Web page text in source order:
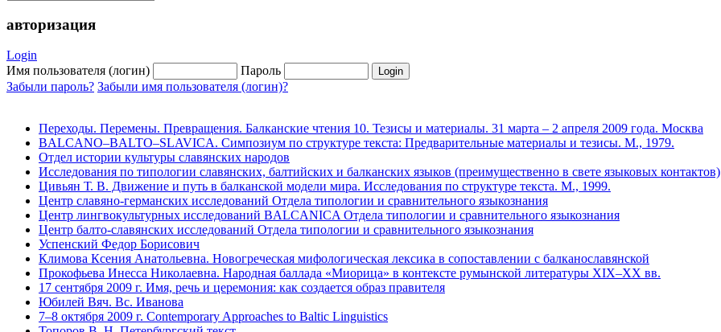
авторизация
Login
Имя пользователя (логин)
Пароль
Забыли пароль? Забыли имя пользователя (логин)?
Переходы. Перемены. Превращения. Балканские чтения 10. Тезисы и материалы. 31 марта – 2 апреля 2009 года. Москва
BALCANO–BALTO–SLAVICA. Симпозиум по структуре текста: Предварительные материалы и тезисы. М., 1979.
Отдел истории культуры славянских народов
Исследования по типологии славянских, балтийских и балканских языков (преимущественно в свете языковых контактов)
Цивьян Т. В. Движение и путь в балканской модели мира. Исследования по структуре текста. М., 1999.
Центр славяно-германских исследований Отдела типологии и сравнительного языкознания
Центр лингвокультурных исследований BALCANICA Отдела типологии и сравнительного языкознания
Центр балто-славянских исследований Отдела типологии и сравнительного языкознания
Успенский Федор Борисович
Климова Ксения Анатольевна. Новогреческая мифологическая лексика в сопоставлении с балканославянской
Прокофьева Инесса Николаевна. Народная баллада «Миорица» в контексте румынской литературы XIX–XX вв.
17 сентября 2009 г. Имя, речь и церемония: как создается образ правителя
Юбилей Вяч. Вс. Иванова
7–8 октября 2009 г. Contemporary Approaches to Baltic Linguistics